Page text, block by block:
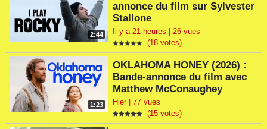
2:44
annonce du film sur Sylvester
Stallone
Il y a 21 heures | 26 vues
(18 votes)
1:23
OKLAHOMA HONEY (2026) :
Bande-annonce du film avec
Matthew McConaughey
Hier | 77 vues
(15 votes)